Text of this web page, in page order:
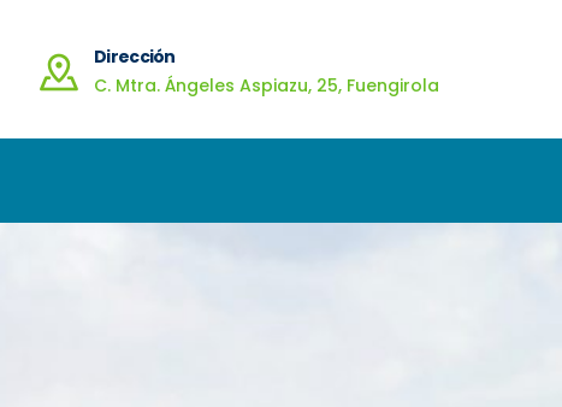
Dirección
C. Mtra. Ángeles Aspiazu, 25, Fuengirola